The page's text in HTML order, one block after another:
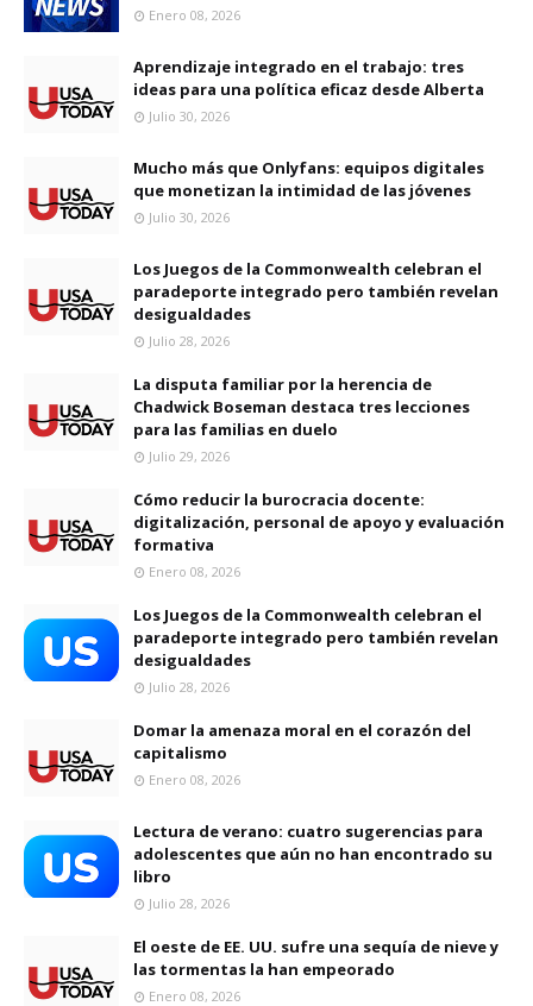
Enero 08, 2026
Aprendizaje integrado en el trabajo: tres
ideas para una política eficaz desde Alberta
Julio 30, 2026
Mucho más que Onlyfans: equipos digitales
que monetizan la intimidad de las jóvenes
Julio 30, 2026
Los Juegos de la Commonwealth celebran el
paradeporte integrado pero también revelan
desigualdades
Julio 28, 2026
La disputa familiar por la herencia de
Chadwick Boseman destaca tres lecciones
para las familias en duelo
Julio 29, 2026
Cómo reducir la burocracia docente:
digitalización, personal de apoyo y evaluación
formativa
Enero 08, 2026
Los Juegos de la Commonwealth celebran el
paradeporte integrado pero también revelan
desigualdades
Julio 28, 2026
Domar la amenaza moral en el corazón del
capitalismo
Enero 08, 2026
Lectura de verano: cuatro sugerencias para
adolescentes que aún no han encontrado su
libro
Julio 28, 2026
El oeste de EE. UU. sufre una sequía de nieve y
las tormentas la han empeorado
Enero 08, 2026